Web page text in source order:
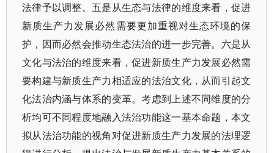
法律予以调整。五是从生态与法律的维度来看，促进
新质生产力发展必然需要更加重视对生态环境的保
护，因而必然会推动生态法治的进一步完善。六是从
文化与法治的维度来看，促进新质生产力发展必然需
要构建与新质生产力相适应的法治文化，从而引起文
化法治内涵与体系的变革。考虑到上述不同维度的分
析均可不同程度地融入法治功能这一基本命题，本文
拟从法治功能的视角对促进新质生产力发展的法理逻